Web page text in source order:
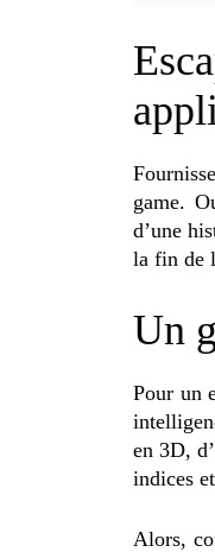
game.
d’une
la fin de
Un
Pour un
en 3D,
indices
Alors,